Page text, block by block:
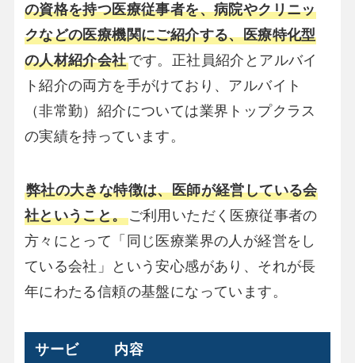
の資格を持つ医療従事者を、病院やクリニッ
クなどの医療機関にご紹介する、医療特化型
の人材紹介会社です。正社員紹介とアルバイ
ト紹介の両方を手がけており、アルバイト
（非常勤）紹介については業界トップクラス
の実績を持っています。
弊社の大きな特徴は、医師が経営している会
社ということ。ご利用いただく医療従事者の
方々にとって「同じ医療業界の人が経営をし
ている会社」という安心感があり、それが長
年にわたる信頼の基盤になっています。
サービ
内容